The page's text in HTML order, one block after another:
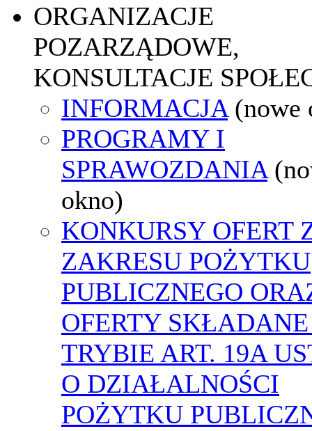
ORGANIZACJE
POZARZĄDOWE,
KONSULTACJE
INFORMACJA (nowe
PROGRAMY I
SPRAWOZDANIA
okno)
KONKURSY OFERT
ZAKRESU POŻYTKU
PUBLICZNEGO
OFERTY
TRYBIE ART. 19A
O DZIAŁALNOŚCI
POŻYTKU